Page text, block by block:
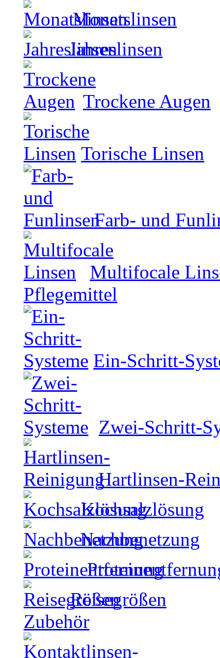
Monatslinsen
Jahreslinsen
Trockene Augen
Torische Linsen
Farb- und
Multifocale
Pflegemittel
Ein-Schritt-
Zwei-Schritt-
Hartlinsen-
Kochsalzlösung
Nachbenetzung
Reisegrößen
Zubehör